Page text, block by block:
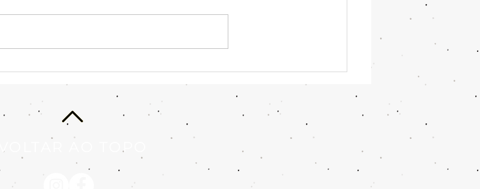
acolhendo a criança
interior não
VOLTAR AO TOPO